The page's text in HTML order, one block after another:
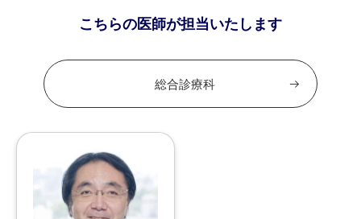
こちらの医師が担当いたします
総合診療科